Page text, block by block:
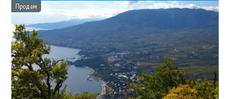
Продам